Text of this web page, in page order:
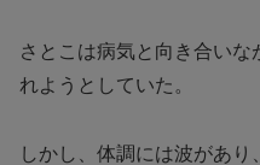
さとこは病気と向き合い
れようとしていた。
しかし、体調には波があり